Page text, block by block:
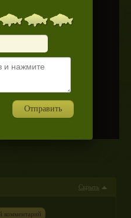
Скрыть
комментарий
Отправить